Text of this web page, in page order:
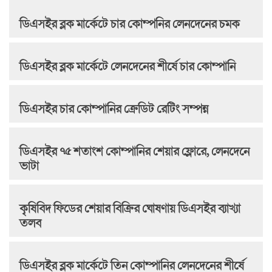
ডিএসইর ব্লক মার্কেটে চার কোম্পনির লেনদেনের চমক
ডিএসইর ব্লক মার্কেটে লেনদেনের শীর্ষে চার কোম্পানি
ডিএসইর চার কোম্পানির ক্রেডিট রেটিং সম্পন্ন
ডিএসইর ৭৫ শতাংশ কোম্পানির শেয়ার ফ্লোরে, লেনদেনে
ভাটা
কৃষিবিদ ফিডের শেয়ার বিক্রির ঘোষণায় ডিএসইর ব্যাখ্যা
তলব
ডিএসইর ব্লক মার্কেটে তিন কোম্পানির লেনদেনের শীর্ষে